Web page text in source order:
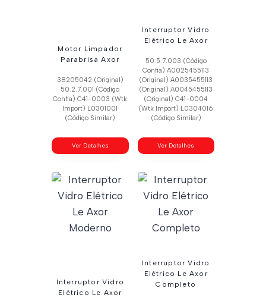
Motor Limpador
Parabrisa Axor
38205042 (Original)
50.2.7.001 (Código
Confia) C41-0003 (Wtk
Import) L0301001
(Código Similar)
Ver Detalhes
Interruptor Vidro
Elétrico Le Axor
50.5.7.003 (Código
Confia) A0025455113
(Original) A0035455113
(Original) A0045455113
(Original) C41-0004
(Wtk Import) L0304016
(Código Similar)
Ver Detalhes
Interruptor Vidro
Elétrico Le Axor
Interruptor Vidro
Elétrico Le Axor
Completo